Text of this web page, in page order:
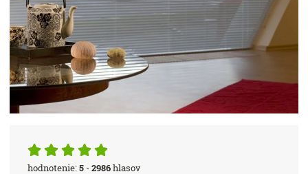
hodnotenie:5 -2986hlasov